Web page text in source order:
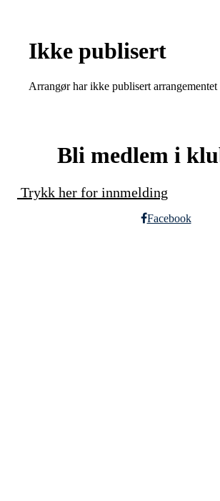
Ikke publisert
Arrangør har ikke publisert
Bli medlem i
Trykk her for innmelding
Facebook